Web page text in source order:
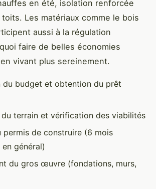
en été, isolation renforcée
Les matériaux comme le bois
aussi à la régulation
faire de belles économies
vivant plus sereinement.
du budget et obtention du prêt
du terrain et vérification des viabilités
de construire (6 mois
général)
du gros œuvre (fondations, murs,